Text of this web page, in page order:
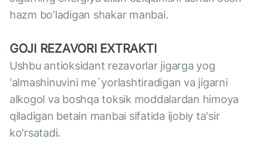
hazm bo'ladigan shakar manbai.
GOJI REZAVORI EXTRAKTI
Ushbu antioksidant rezavorlar jigarga yog
'almashinuvini me`yorlashtiradigan va jigarni
alkogol va boshqa toksik moddalardan himoya
qiladigan betain manbai sifatida ijobiy ta'sir
ko'rsatadi.